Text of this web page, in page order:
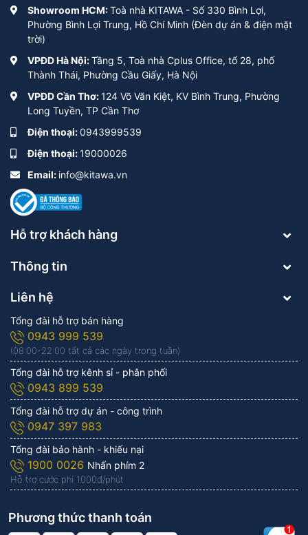
Showroom HCM:Toà nhà KITAWA - Số 330 Bình Lợi,
Phường Bình Lợi Trung, Hồ Chí Minh (Đèn dự án & điện mặt
trời)
VPĐD Hà Nội:Tầng 5, Toà nhà Cplus Office, tổ 28, phố
Thành Thái, Phường Cầu Giấy, Hà Nội
VPĐD Cần Thơ:124 Võ Văn Kiệt, KV Bình Trung, Phường
Long Tuyền, TP Cần Thơ
Điện thoại:0943999539
Điện thoại:19000026
Email: info@kitawa.vn
Hỗ trợ khách hàng
Thông tin
Liên hệ
Tổng đài hỗ trợ bán hàng
0943 999 539
(08:00-22:00 tất cả các ngày trong tuần)
Tổng đài hỗ trợ kênh sỉ - phân phối
0943 899 539
Tổng đài hỗ trợ dự án - công trình
0947 397 983
Tổng đài bảo hành - khiếu nại
1900 0026 Nhấn phím 2
Hỗ trợ cước phí 1.000đ/phút
Phương thức thanh toán